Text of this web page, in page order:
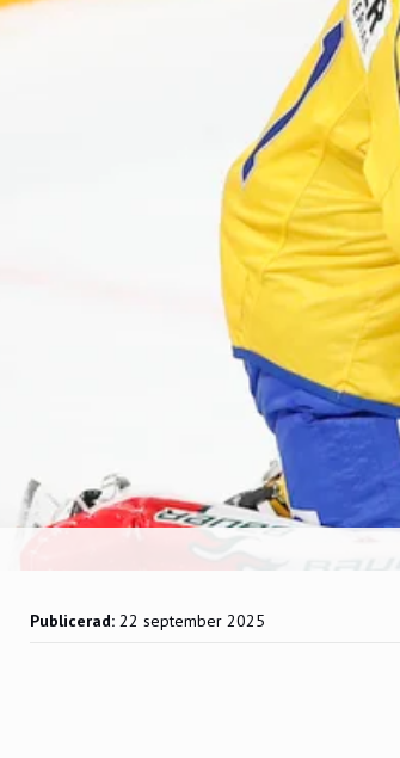
Publicerad: 22 september 2025